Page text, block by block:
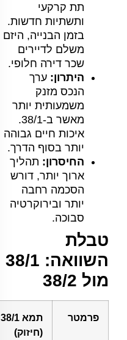
תת קרקעי
ותשתיות חדשות.
בזמן הבנייה, היזם
משלם לדיירים
שכר דירה חלופי.
היתרון: ערך
הנכס מזנק
משמעותית יותר
מאשר ב-38/1.
איכות חיים גבוהה
יותר בסוף הדרך.
החיסרון: תהליך
ארוך יותר, דורש
הסכמה רחבה
יותר ובירוקרטיה
סבוכה.
טבלת
השוואה: 38/1
מול 38/2
פרמטר
תמא 38/1
(חיזוק)